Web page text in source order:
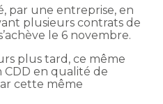
par une entreprise, en
plusieurs contrats de
le 6 novembre.
plus tard, ce même
CDD en qualité de
cette même